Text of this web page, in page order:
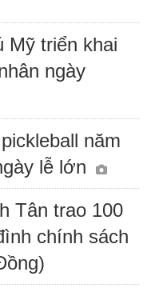
Mỹ triển khai
ngày
năm
lễ lớn
Tân trao 100
chính sách